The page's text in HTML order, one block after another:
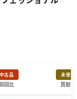
中古品
回比
未使用
買取価